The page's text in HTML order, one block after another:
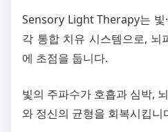
Sensory Light Therapy는 빛
각 통합 치유 시스템으로, 뇌
에 초점을 둡니다.
빛의 주파수가 호흡과 심박,
와 정신의 균형을 회복시킵니